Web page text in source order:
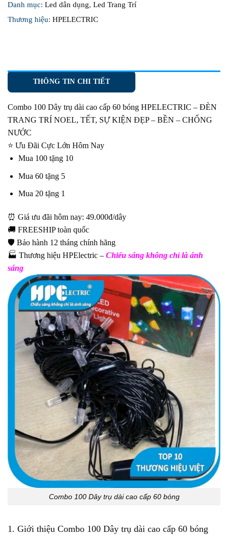
Danh mục: Led dân dụng, Led Trang Trí
Thương hiệu: HPELECTRIC
THÔNG TIN CHI TIẾT
Combo 100 Dây trụ dài cao cấp 60 bóng HPELECTRIC – ĐÈN
TRANG TRÍ NOEL, TẾT, SỰ KIỆN ĐẸP – BỀN – CHỐNG
NƯỚC
⭐ Ưu Đãi Cực Lớn Hôm Nay
Mua 100 tặng 10
Mua 60 tặng 5
Mua 20 tặng 1
⏰ Giá ưu đãi hôm nay: 49.000đ/dây
🚚 FREESHIP toàn quốc
🛡️ Bảo hành 12 tháng chính hãng
🏭 Thương hiệu HPElectric – Chiếu sáng không chỉ là ánh
sáng
Combo 100 Dây trụ dài cao cấp 60 bóng
1. Giới thiệu Combo 100 Dây trụ dài cao cấp 60 bóng